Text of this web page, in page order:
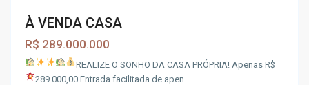
À VENDA CASA
R$ 289.000.000
REALIZE O SONHO DA CASA PRÓPRIA! Apenas R$
289.000,00 Entrada facilitada de apen